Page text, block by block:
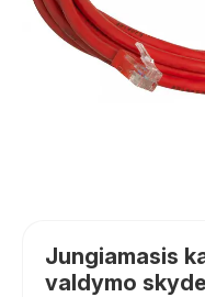
Jungiamasis
valdymo